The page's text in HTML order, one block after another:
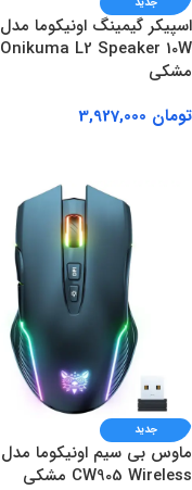
اسپیکر گیمینگ اونیکوما مدل
Onikuma L2 Speaker 10W
مشکی
تومان
جدید
ماوس بی سیم اونیکوما مدل
CW905 Wireless مشکی